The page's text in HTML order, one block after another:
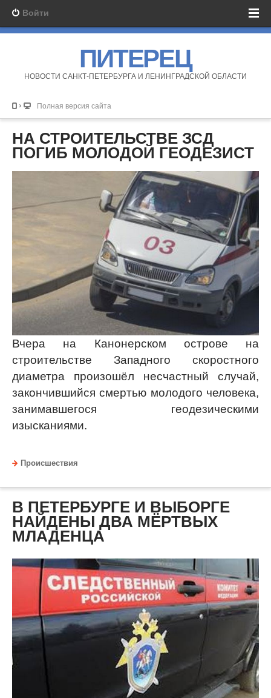
Войти
ПИТЕРЕЦ
НОВОСТИ САНКТ-ПЕТЕРБУРГА И ЛЕНИНГРАДСКОЙ ОБЛАСТИ
Полная версия сайта
НА СТРОИТЕЛЬСТВЕ ЗСД
ПОГИБ МОЛОДОЙ ГЕОДЕЗИСТ
Вчера на Канонерском острове на
строительстве Западного скоростного
диаметра произошёл несчастный случай,
закончившийся смертью молодого человека,
занимавшегося геодезическими
изысканиями.
Происшествия
В ПЕТЕРБУРГЕ И ВЫБОРГЕ
НАЙДЕНЫ ДВА МЁРТВЫХ
МЛАДЕНЦА